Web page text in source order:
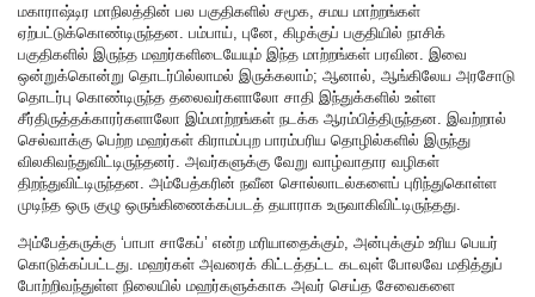
மகாராஷ்டிர மாநிலத்தின் பல பகுதிகளில் சமூக, சமய மாற்றங்கள்
ஏற்பட்டுக்கொண்டிருந்தன. பம்பாய், புனே, கிழக்குப் பகுதியில் நாசிக்
பகுதிகளில் இருந்த மஹர்களிடையேயும் இந்த மாற்றங்கள் பரவின. இவை
ஒன்றுக்கொன்று தொடர்பில்லாமல் இருக்கலாம்; ஆனால், ஆங்கிலேய அரசோடு
தொடர்பு கொண்டிருந்த தலைவர்களாலோ சாதி இந்துக்களில் உள்ள
சீர்திருத்தக்காரர்களாலோ இம்மாற்றங்கள் நடக்க ஆரம்பித்திருந்தன. இவற்றால்
செல்வாக்கு பெற்ற மஹர்கள் கிராமப்புற பாரம்பரிய தொழில்களில் இருந்து
விலகிவந்துவிட்டிருந்தனர். அவர்களுக்கு வேறு வாழ்வாதார வழிகள்
திறந்துவிட்டிருந்தன. அம்பேத்கரின் நவீன சொல்லாடல்களைப் புரிந்துகொள்ள
முடிந்த ஒரு குழு ஒருங்கிணைக்கப்படத் தயாராக உருவாகிவிட்டிருந்தது.
அம்பேத்கருக்கு ‘பாபா சாகேப்’ என்ற மரியாதைக்கும், அன்புக்கும் உரிய பெயர்
கொடுக்கப்பட்டது. மஹர்கள் அவரைக் கிட்டத்தட்ட கடவுள் போலவே மதித்துப்
போற்றிவந்துள்ள நிலையில் மஹர்களுக்காக அவர் செய்த சேவைகளை